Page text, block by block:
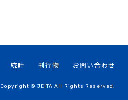
統計 刊行物 お問い合わせ
Copyright © JEITA All Rights Reserved.